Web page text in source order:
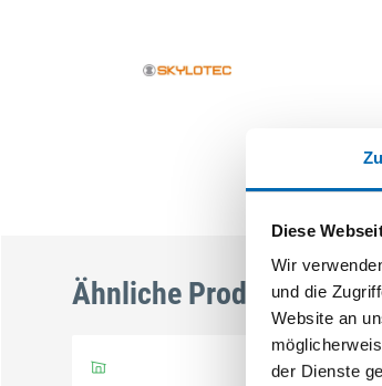
Diese
Wir
und die
Website an
der Dienste
Ähnliche Produkte